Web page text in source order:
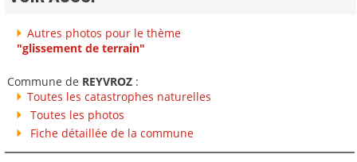
Autres photos pour le thème
"glissement de terrain"
Commune de REYVROZ:
Toutes les catastrophes naturelles
Toutes les photos
Fiche détaillée de la commune